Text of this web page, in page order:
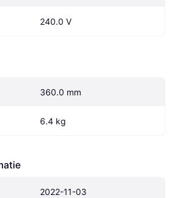
240.0 V
360.0 mm
6.4 kg
2022-11-03